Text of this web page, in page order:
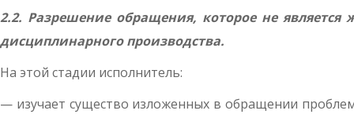
2.2. Разрешение обращения, которое не
дисциплинарного производства.
На этой стадии исполнитель:
— изучает существо изложенных в обращении